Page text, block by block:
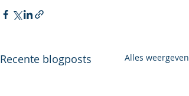
Recente blogposts Alles weergeven